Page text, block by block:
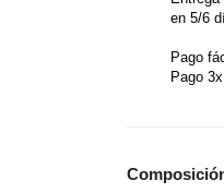
en 5/6
Pago
Pago